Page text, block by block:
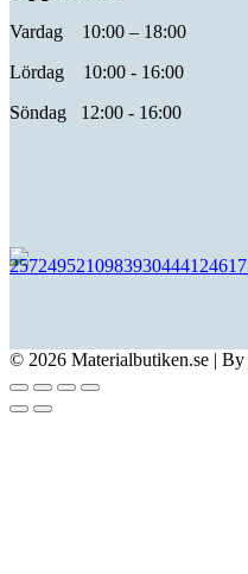
Vardag 10:00 – 18:00
Lördag 10:00 - 16:00
Söndag 12:00 - 16:00
© 2026 Materialbutiken.se | By